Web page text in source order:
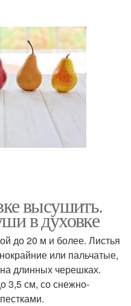
высушить.
в духовке
до 20 м и более. Листья
или пальчатые,
длинных черешках.
3,5 см, со снежно-